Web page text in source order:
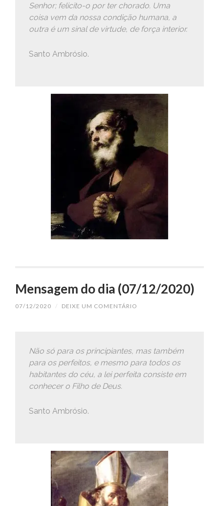
Senhor; felicito-o por ter chorado. Uma
coisa vem da nossa condição humana, a
outra é um sinal de virtude, de força interior.
Santo Ambrósio.
Mensagem do dia (07/12/2020)
07/12/2020 / DEIXE UM COMENTÁRIO
Não só para os principiantes, mas também
para os perfeitos, e mesmo para todos os
habitantes do céu, a lei perfeita consiste em
conhecer o Filho de Deus.
Santo Ambrósio.